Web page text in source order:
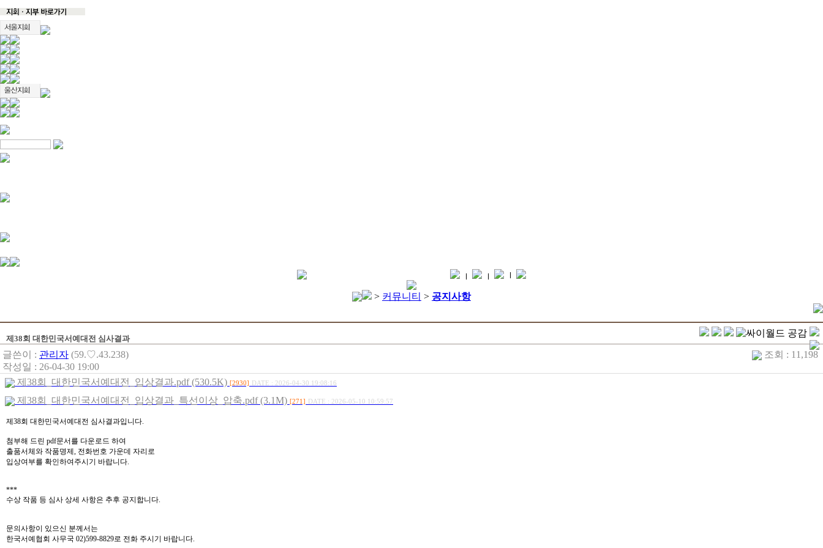
> 커뮤니티 > 공지사항
제38회 대한민국서예대전 심사결과
글쓴이 : 관리자 (59.♡.43.238)
작성일 : 26-04-30 19:00
조회 : 11,198
제38회_대한민국서예대전_입상결과.pdf (530.5K) [2930] DATE : 2026-04-30 19:08:16
제38회_대한민국서예대전_입상결과_특선이상_압축.pdf (3.1M) [271] DATE : 2026-05-10 10:59:57
제38회 대한민국서예대전 심사결과입니다.
첨부해 드린 pdf문서를 다운로드 하여
출품서체와 작품명제, 전화번호 가운데 자리로
입상여부를 확인하여주시기 바랍니다.
***
수상 작품 등 심사 상세 사항은 추후 공지합니다.
문의사항이 있으신 분께서는
한국서예협회 사무국 02)599-8829로 전화 주시기 바랍니다.